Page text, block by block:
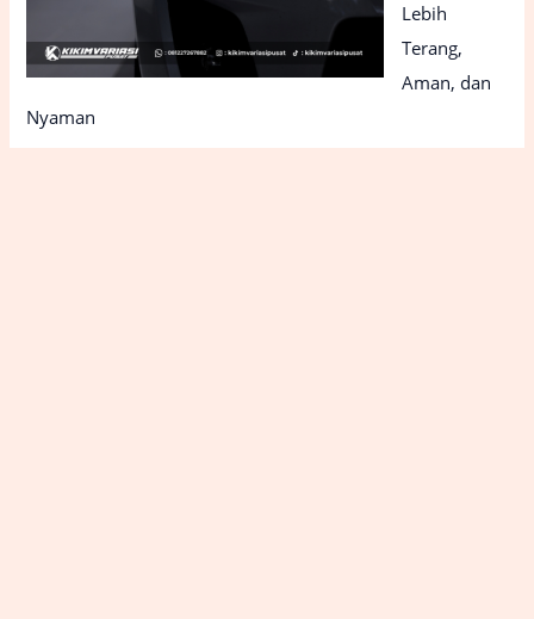
Lebih
Terang,
Aman, dan
Nyaman